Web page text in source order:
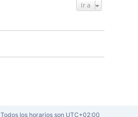
Ir a
Todos los horarios son UTC+02:00